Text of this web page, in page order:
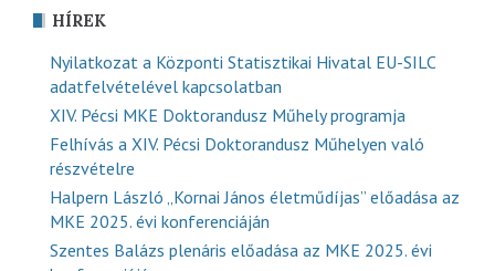
HÍREK
Nyilatkozat a Központi Statisztikai Hivatal EU-SILC
adatfelvételével kapcsolatban
XIV. Pécsi MKE Doktorandusz Műhely programja
Felhívás a XIV. Pécsi Doktorandusz Műhelyen való
részvételre
Halpern László „Kornai János életműdíjas” előadása az
MKE 2025. évi konferenciáján
Szentes Balázs plenáris előadása az MKE 2025. évi